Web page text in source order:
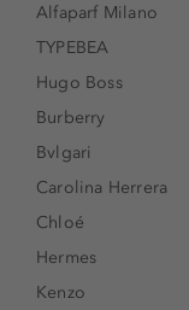
Alfaparf Milano
TYPEBEA
Hugo Boss
Burberry
Bvlgari
Carolina Herrera
Chloé
Hermes
Kenzo